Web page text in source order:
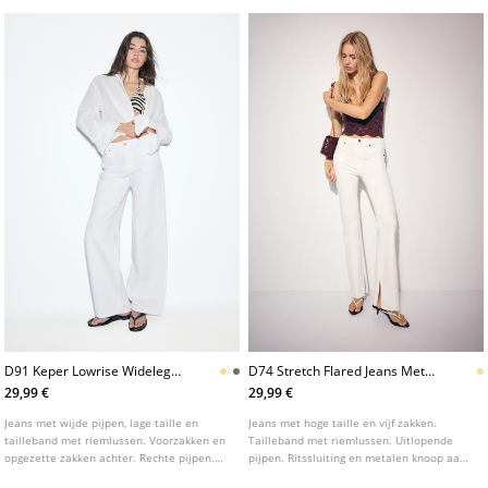
D91 Keper Lowrise Wideleg
Jeans
29,99 €
Jeans met wijde pijpen, lage taille en
tailleband met riemlussen. Voorzakken en
opgezette zakken achter. Rechte pijpen.
D74 Stretch Flared Jeans Met
Split
29,99 €
Jeans met hoge taille en vijf zakken.
Tailleband met riemlussen. Uitlopende
pijpen. Ritssluiting en metalen knoop aan